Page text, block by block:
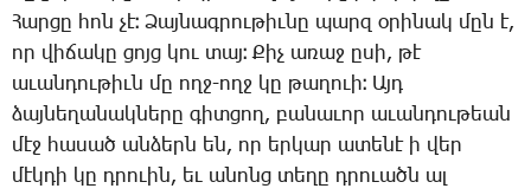
­Հար­ցը հոն չէ։ ­Ձայ­նագ­րու­թիւ­նը պարզ օ­րի­նակ մըն է,
որ վի­ճա­կը ցոյց կու տայ։ ­Քիչ ա­ռաջ ը­սի, թէ
ա­ւան­դու­թիւն մը ողջ-ողջ կը թա­ղո­ւի։ Այդ
ձայ­նե­ղա­նակ­նե­րը գիտ­ցող, բա­նա­ւոր ա­ւան­դու­թեան
մէջ հա­սած ան­ձերն են, որ եր­կար ա­տե­նէ ի վեր
մէկ­դի կը դրո­ւին, եւ ա­նոնց տե­ղը դրո­ւածն ալ